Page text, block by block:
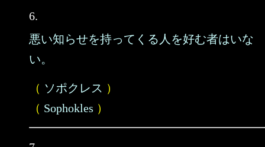
6.
悪い知らせを持ってくる人を好む者はいな
い。
（ ソポクレス ）
（ Sophokles ）